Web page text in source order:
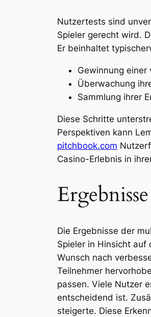
Nutzertests sind
Spieler gerecht wird.
Er beinhaltet
Gewinnung einer
Überwachung
Sammlung ihrer
Diese Schritte
Perspektiven kann
pitchbook.com
Casino-Erlebnis in
Die Ergebnisse der
Spieler in Hinsicht auf
Wunsch nach
Teilnehmer
passen. Viele Nutzer
entscheidend ist.
steigerte. Diese